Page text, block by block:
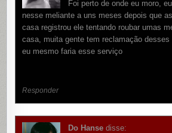
Foi perto de onde eu moro,
nesse meliante a uns meses depois que
casa registrou ele tentando roubar umas
casa, muita gente tem reclamação desses
eu mesmo faria esse serviço
Responder
Do Hanse disse: